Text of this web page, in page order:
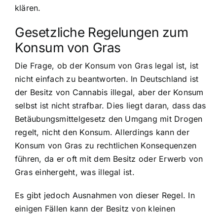
klären.
Gesetzliche Regelungen zum
Konsum von Gras
Die Frage, ob der Konsum von Gras legal ist, ist
nicht einfach zu beantworten. In Deutschland ist
der Besitz von Cannabis illegal, aber der Konsum
selbst ist nicht strafbar. Dies liegt daran, dass das
Betäubungsmittelgesetz den Umgang mit Drogen
regelt, nicht den Konsum. Allerdings kann der
Konsum von Gras zu rechtlichen Konsequenzen
führen, da er oft mit dem Besitz oder Erwerb von
Gras einhergeht, was illegal ist.
Es gibt jedoch Ausnahmen von dieser Regel. In
einigen Fällen kann der Besitz von kleinen